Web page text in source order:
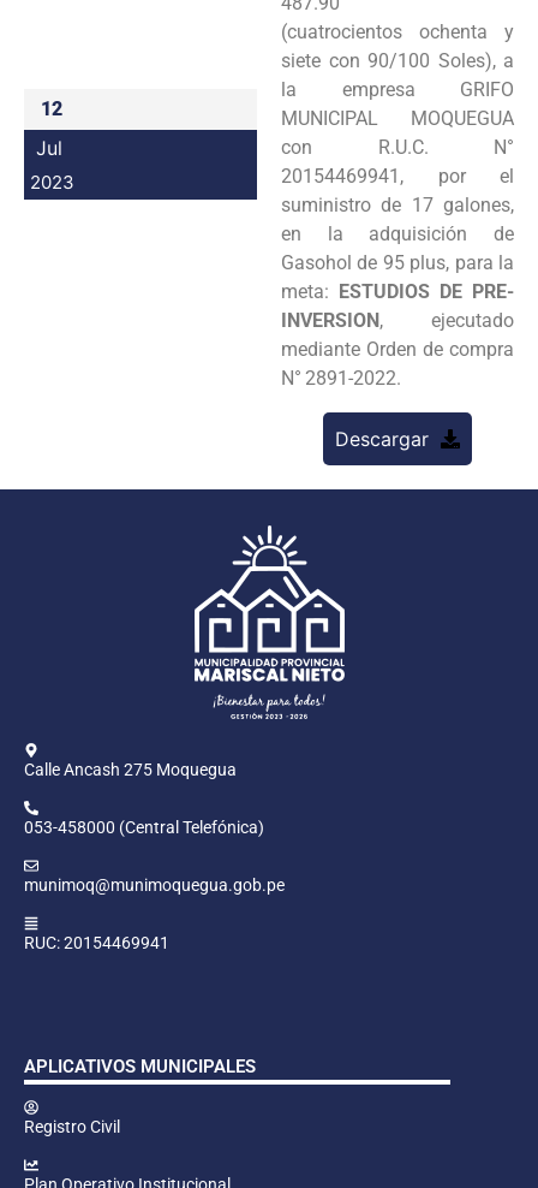
12
Jul
2023
(cuatrocientos ochenta y
siete con 90/100 Soles), a
la empresa GRIFO
MUNICIPAL MOQUEGUA
con R.U.C. N°
20154469941, por el
suministro de 17 galones,
en la adquisición de
Gasohol de 95 plus, para la
meta: ESTUDIOS DE PRE-
INVERSION, ejecutado
mediante Orden de compra
N° 2891-2022.
Descargar
Calle Ancash 275 Moquegua
053-458000 (Central Telefónica)
munimoq@munimoquegua.gob.pe
RUC: 20154469941
APLICATIVOS MUNICIPALES
Registro Civil
Plan Operativo Institucional